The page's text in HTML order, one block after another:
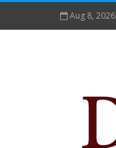
Aug 8, 2026